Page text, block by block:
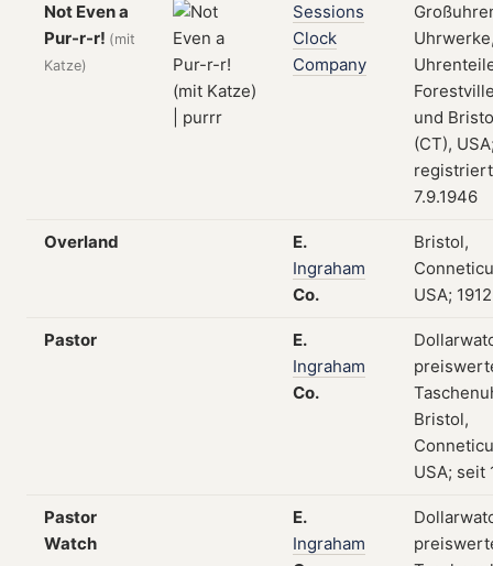
Not Even a
Pur-r-r! (mit
Katze)
Sessions
Clock
Company
und
(CT),
7.9.1946
Overland
E.
Ingraham
Co.
Bristol,
USA;
Pastor
E.
Ingraham
Co.
Bristol,
USA; seit
Pastor
Watch
E.
Ingraham